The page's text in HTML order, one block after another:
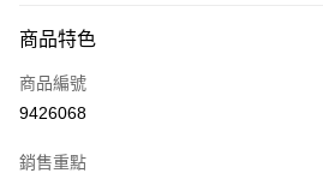
信用卡一次付款
超商取貨付款
商品特色
商品編號
9426068
銷售重點